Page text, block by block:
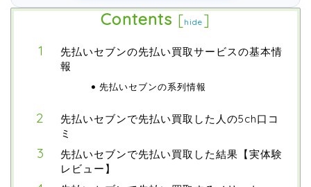
Contents [hide ]
先払いセブンの先払い買取サービスの基本情
報
先払いセブンの系列情報
先払いセブンで先払い買取した人の5ch口コ
ミ
先払いセブンで先払い買取した結果【実体験
レビュー】